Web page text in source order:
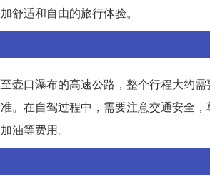
舒适和自由的旅行体验。
壶口瀑布的高速公路，整个行程大约
。在自驾过程中，需要注意交通安全
油等费用。